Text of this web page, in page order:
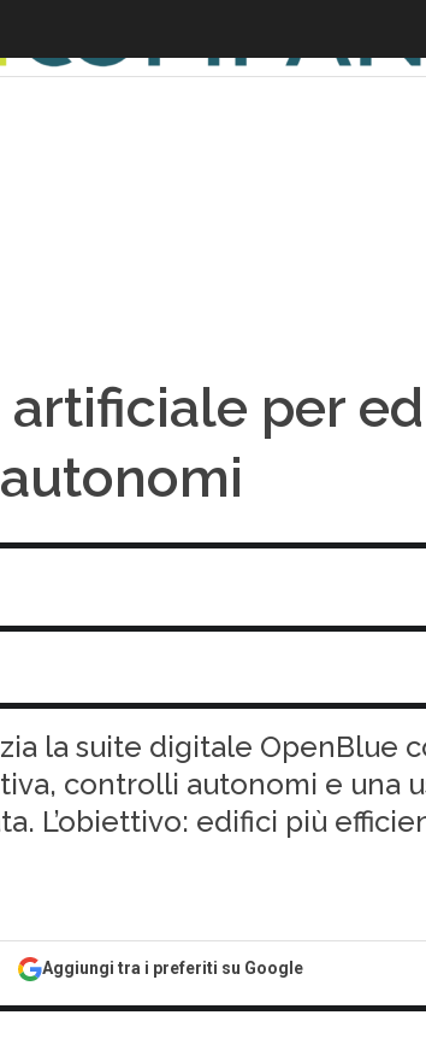
artificiale per
la suite digitale OpenBlue
controlli autonomi e una
L’obiettivo: edifici più
Aggiungi tra i preferiti su Google